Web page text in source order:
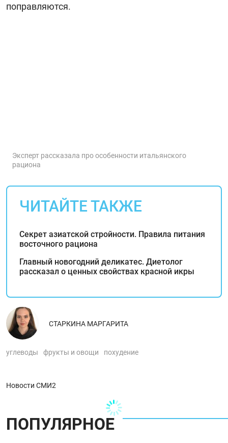
поправляются.
Эксперт рассказала про особенности итальянского
рациона
ЧИТАЙТЕ ТАКЖЕ
Секрет азиатской стройности. Правила питания
восточного рациона
Главный новогодний деликатес. Диетолог
рассказал о ценных свойствах красной икры
СТАРКИНА МАРГАРИТА
углеводы фрукты и овощи похудение
Новости СМИ2
ПОПУЛЯРНОЕ